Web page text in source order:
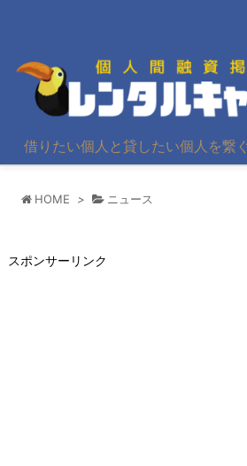
借りたい個人と貸したい個人を繋
HOME > ニュース
スポンサーリンク